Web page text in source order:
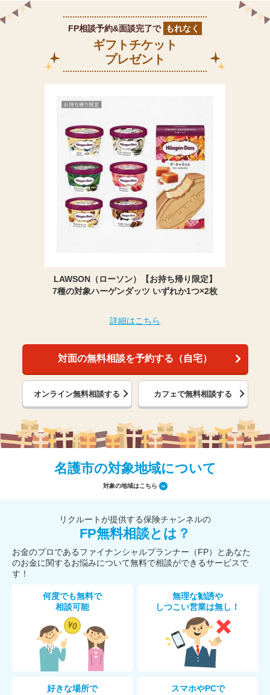
FP相談予約&面談完了で もれなく
ギフトチケット
プレゼント
LAWSON（ローソン）【お持ち帰り限定】
7種の対象ハーゲンダッツ いずれか1つ×2枚
詳細はこちら
対面の無料相談を予約する（自宅）
オンライン無料相談する カフェで無料相談する
名護市の対象地域について
対象の地域はこちら
リクルートが提供する保険チャンネルの
FP無料相談とは？
お金のプロであるファイナンシャルプランナー（FP）とあなた
のお金に関するお悩みについて無料で相談ができるサービスで
す！
何度でも無料で
相談可能
無理な勧誘や
しつこい営業は無し！
好きな場所で
スマホやPCで